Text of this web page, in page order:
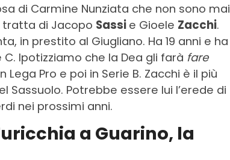
di Carmine Nunziata che non sono mai
tratta di Jacopo Sassi e Gioele Zacchi.
in prestito al Giugliano. Ha 19 anni e ha
Ipotizziamo che la Dea gli farà fare
Pro e poi in Serie B. Zacchi è il più
Potrebbe essere lui l’erede di
nei prossimi anni.
a Guarino, la